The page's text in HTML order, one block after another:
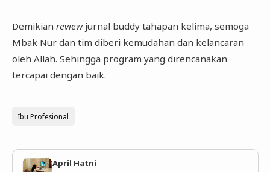
Demikian reviewjurnal buddy tahapan kelima, semoga
Mbak Nur dan tim diberi kemudahan dan kelancaran
oleh Allah. Sehingga program yang direncanakan
tercapai dengan baik.
Ibu Profesional
April Hatni